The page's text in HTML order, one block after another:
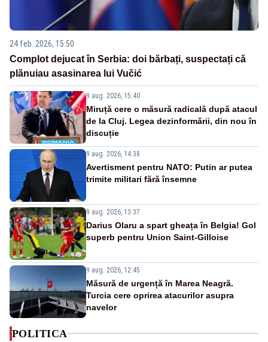
24 feb. 2026, 15:50
Complot dejucat în Serbia: doi bărbați, suspectați că
plănuiau asasinarea lui Vučić
9 aug. 2026, 15:40
Miruță cere o măsură radicală după atacul
de la Cluj. Legea dezinformării, din nou în
discuție
9 aug. 2026, 14:38
Avertisment pentru NATO: Putin ar putea
trimite militari fără însemne
9 aug. 2026, 13:37
Darius Olaru a spart gheața în Belgia! Gol
superb pentru Union Saint-Gilloise
9 aug. 2026, 12:45
Măsură de urgență în Marea Neagră.
Turcia cere oprirea atacurilor asupra
navelor
POLITICA